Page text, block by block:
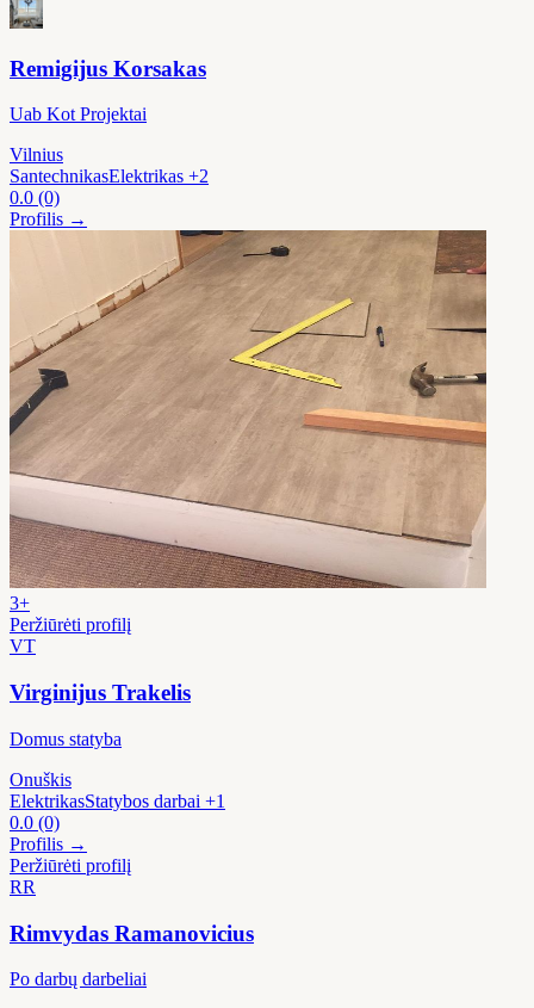
Remigijus Korsakas
Uab Kot Projektai
Vilnius
SantechnikasElektrikas +2
0.0 (0)
Profilis →
3+
Peržiūrėti profilį
VT
Virginijus Trakelis
Domus statyba
Onuškis
ElektrikasStatybos darbai +1
0.0 (0)
Profilis →
Peržiūrėti profilį
RR
Rimvydas Ramanovicius
Po darbų darbeliai